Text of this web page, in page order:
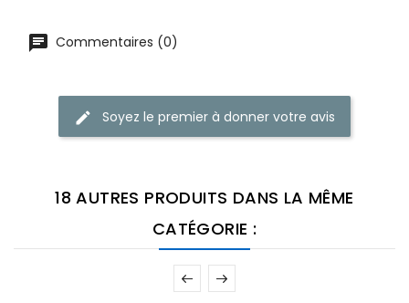
Commentaires (0)
Soyez le premier à donner votre avis
18 AUTRES PRODUITS DANS LA MÊME
CATÉGORIE :